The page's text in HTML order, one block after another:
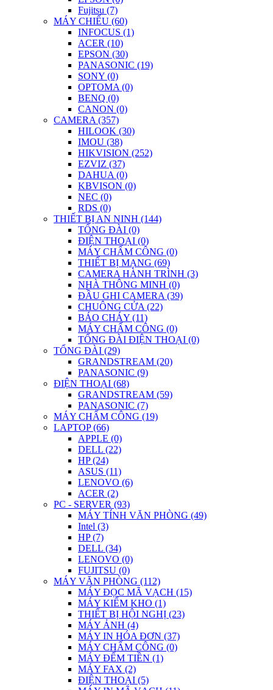
Fujitsu (7)
MÁY CHIẾU (60)
INFOCUS (1)
ACER (10)
EPSON (30)
PANASONIC (19)
SONY (0)
OPTOMA (0)
BENQ (0)
CANON (0)
CAMERA (357)
HILOOK (30)
IMOU (38)
HIKVISION (252)
EZVIZ (37)
DAHUA (0)
KBVISON (0)
NEC (0)
RDS (0)
THIẾT BỊ AN NINH (144)
TỔNG ĐÀI (0)
ĐIỆN THOẠI (0)
MÁY CHẤM CÔNG (0)
THIẾT BỊ MẠNG (69)
CAMERA HÀNH TRÌNH (3)
NHÀ THÔNG MINH (0)
ĐẦU GHI CAMERA (39)
CHUÔNG CỬA (22)
BÁO CHÁY (11)
MÁY CHẤM CÔNG (0)
TỔNG ĐÀI ĐIỆN THOẠI (0)
TỔNG ĐÀI (29)
GRANDSTREAM (20)
PANASONIC (9)
ĐIỆN THOẠI (68)
GRANDSTREAM (59)
PANASONIC (7)
MÁY CHẤM CÔNG (19)
LAPTOP (66)
APPLE (0)
DELL (22)
HP (24)
ASUS (11)
LENOVO (6)
ACER (2)
PC - SERVER (93)
MÁY TÍNH VĂN PHÒNG (49)
Intel (3)
HP (7)
DELL (34)
LENOVO (0)
FUJITSU (0)
MÁY VĂN PHÒNG (112)
MÁY ĐỌC MÃ VẠCH (15)
MÁY KIỂM KHO (1)
THIẾT BỊ HỘI NGHỊ (23)
MÁY ẢNH (4)
MÁY IN HÓA ĐƠN (37)
MÁY CHẤM CÔNG (0)
MÁY ĐẾM TIỀN (1)
MÁY FAX (2)
ĐIỆN THOẠI (5)